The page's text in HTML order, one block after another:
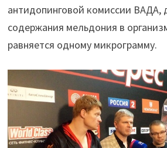
антидопинговой комиссии ВАДА,
содержания мельдония в
равняется одному микрограмму.